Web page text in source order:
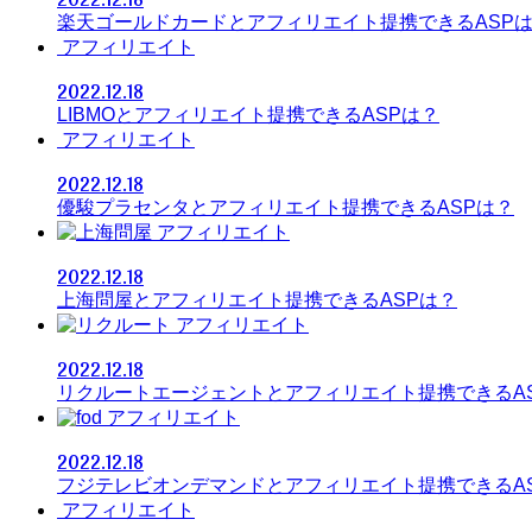
楽天ゴールドカードとアフィリエイト提携できるASPは
アフィリエイト
2022.12.18
LIBMOとアフィリエイト提携できるASPは？
アフィリエイト
2022.12.18
優駿プラセンタとアフィリエイト提携できるASPは？
アフィリエイト
2022.12.18
上海問屋とアフィリエイト提携できるASPは？
アフィリエイト
2022.12.18
リクルートエージェントとアフィリエイト提携できる
アフィリエイト
2022.12.18
フジテレビオンデマンドとアフィリエイト提携できる
アフィリエイト